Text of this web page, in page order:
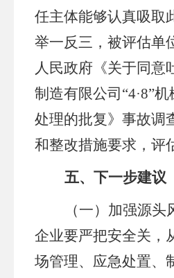
任主体能够认真吸取
举一反三，被评估单
人民政府 《关于同意
制造有限公司 “4·8”
处理的批复》 事故调
和整改措施要求，评
五、 下一步建议
（一） 加强源头
企业要严把安全关，
场管理、应急处置、